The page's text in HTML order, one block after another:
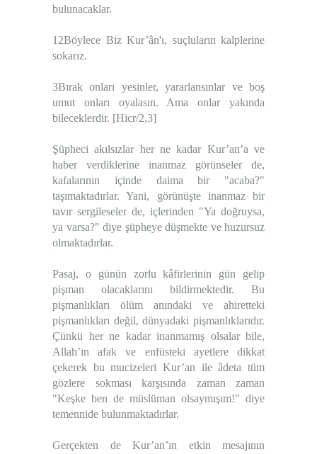
bulunacaklar.
12Böylece Biz Kur’ân'ı, suçluların kalplerine
sokarız.
3Bırak onları yesinler, yararlansınlar ve boş
umut onları oyalasın. Ama onlar yakında
bileceklerdir. [Hicr/2,3]
Şüpheci akılsızlar her ne kadar Kur’an’a ve
haber verdiklerine inanmaz görünseler de,
kafalarının içinde daima bir "acaba?"
taşımaktadırlar. Yani, görünüşte inanmaz bir
tavır sergileseler de, içlerinden "Ya doğruysa,
ya varsa?" diye şüpheye düşmekte ve huzursuz
olmaktadırlar.
Pasaj, o günün zorlu kâfirlerinin gün gelip
pişman olacaklarını bildirmektedir. Bu
pişmanlıkları ölüm anındaki ve ahiretteki
pişmanlıkları değil, dünyadaki pişmanlıklarıdır.
Çünkü her ne kadar inanmamış olsalar bile,
Allah’ın afak ve enfüsteki ayetlere dikkat
çekerek bu mucizeleri Kur’an ile âdeta tüm
gözlere sokması karşısında zaman zaman
"Keşke ben de müslüman olsaymışım!" diye
temennide bulunmaktadırlar.
Gerçekten de Kur’an’ın etkin mesajının